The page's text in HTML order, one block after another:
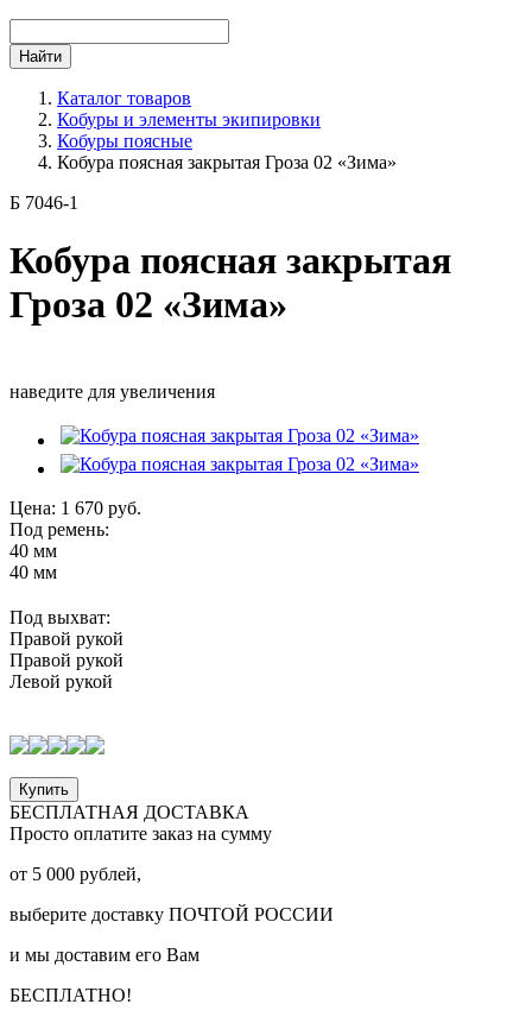
Каталог товаров
Кобуры и элементы экипировки
Кобуры поясные
Кобура поясная закрытая Гроза 02 «Зима»
Б 7046-1
Кобура поясная закрытая
Гроза 02 «Зима»
наведите для увеличения
Цена: 1 670 руб.
Под ремень:
40 мм
40 мм
Под выхват:
Правой рукой
Правой рукой
Левой рукой
Купить
БЕСПЛАТНАЯ ДОСТАВКА
Просто оплатите заказ на сумму
от 5 000 рублей,
выберите доставку ПОЧТОЙ РОССИИ
и мы доставим его Вам
БЕСПЛАТНО!